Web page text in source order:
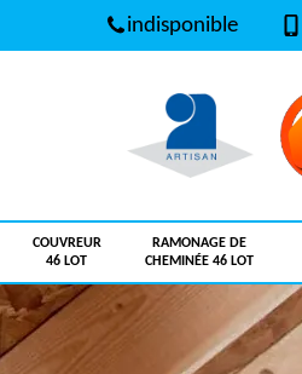
indisponible
COUVREUR
46 LOT
RAMONAGE DE
CHEMINÉE 46 LOT